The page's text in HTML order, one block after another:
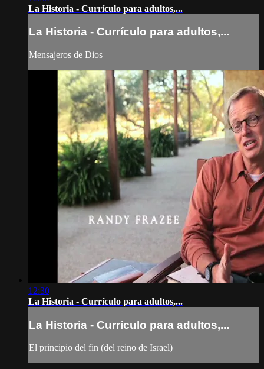
La Historia - Currículo para adultos,...
La Historia - Currículo para adultos,...
Mensajeros de Dios
12:30
La Historia - Currículo para adultos,...
La Historia - Currículo para adultos,...
El principio del fin (del reino de Israel)